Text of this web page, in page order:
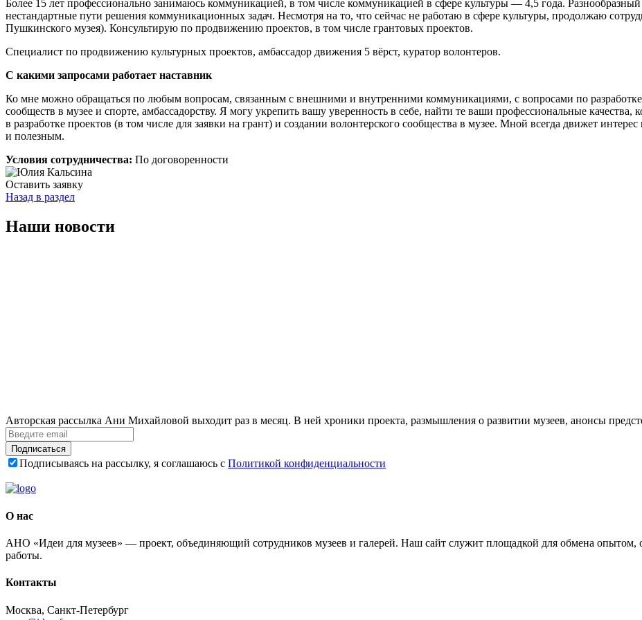
Более 15 лет профессионально занимаюсь коммуникацией, в том числе коммуникацией в сфере культуры — 4,5 года.
нестандартные пути решения коммуникационных задач. Несмотря на то, что сейчас не работаю в сфере культуры, продолжаю
Пушкинского музея). Консультирую по продвижению проектов, в том числе грантовых проектов.
Специалист по продвижению культурных проектов, амбассадор движения 5 вёрст, куратор волонтеров.
С какими запросами работает наставник
Ко мне можно обращаться по любым вопросам, связанным с внешними и внутренними коммуникациями, с вопросами по
сообществ в музее и спорте, амбассадорству. Я могу укрепить вашу уверенность в себе, найти те ваши профессиональные качества,
в разработке проектов (в том числе для заявки на грант) и создании волонтерского сообщества в музее. Мной всегда движет
и полезным.
Условия сотрудничества: По договоренности
Оставить заявку
Назад в раздел
Наши новости
Авторская рассылка Ани Михайловой выходит раз в месяц. В ней хроники проекта, размышления о развитии музеев, анонсы
Подписаться
Подписываясь на рассылку, я соглашаюсь с Политикой конфиденциальности
О нас
АНО «Идеи для музеев» — проект, объединяющий сотрудников музеев и галерей. Наш сайт служит площадкой для обмена опытом,
работы.
Контакты
Москва, Санкт-Петербург